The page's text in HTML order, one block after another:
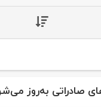
صادراتی به‌‌‌‌‌‌روز